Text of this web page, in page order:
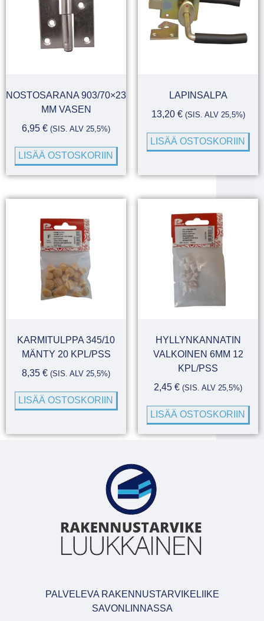
NOSTOSARANA 903/70×23
MM VASEN
6,95 € (SIS. ALV 25,5%)
LISÄÄ OSTOSKORIIN
LAPINSALPA
13,20 € (SIS. ALV 25,5%)
LISÄÄ OSTOSKORIIN
KARMITULPPA 345/10
MÄNTY 20 KPL/PSS
8,35 € (SIS. ALV 25,5%)
LISÄÄ OSTOSKORIIN
HYLLYNKANNATIN
VALKOINEN 6MM 12
KPL/PSS
2,45 € (SIS. ALV 25,5%)
LISÄÄ OSTOSKORIIN
PALVELEVA RAKENNUSTARVIKELIIKE
SAVONLINNASSA